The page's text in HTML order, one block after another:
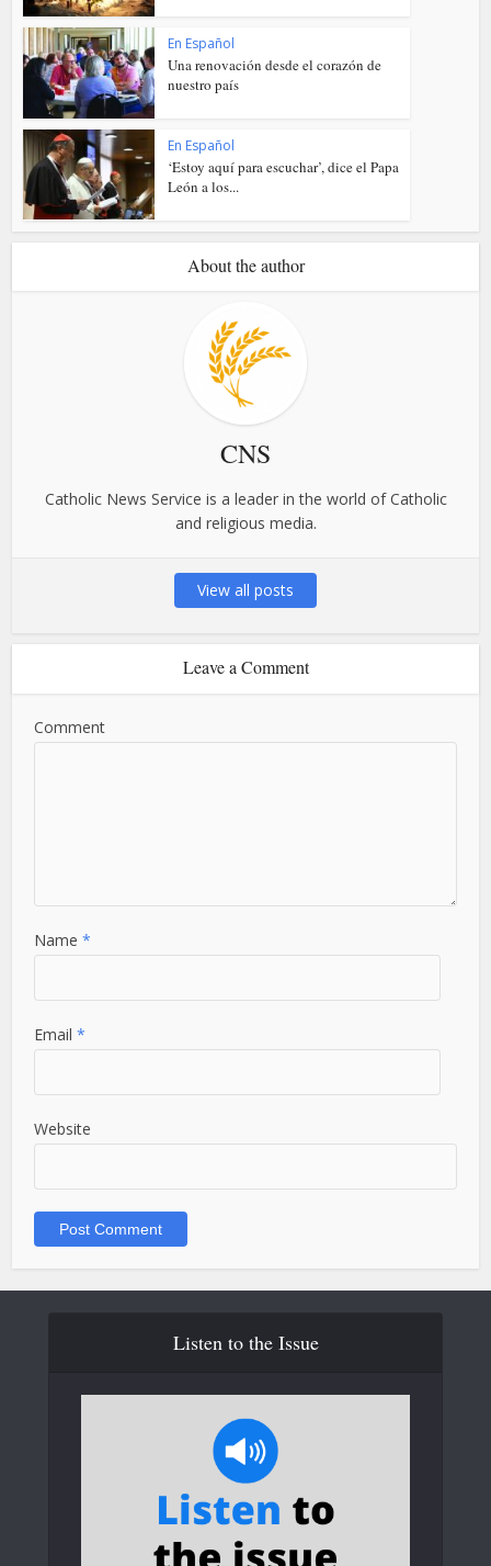
En Español
Una renovación desde el corazón de
nuestro país
En Español
‘Estoy aquí para escuchar’, dice el Papa
León a los...
About the author
CNS
Catholic News Service is a leader in the world of Catholic
and religious media.
View all posts
Leave a Comment
Comment
Name*
Email*
Website
Listen to the Issue